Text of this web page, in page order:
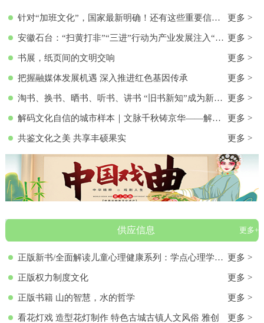
针对“加班文化”，国家最新明确！还有这些重要信息→ 更多 >
安徽石台：“扫黄打非”“三进”行动为产业发展注入“清流” 更多 >
书展，纸页间的文明交响 更多 >
把握融媒体发展机遇 深入推进红色基因传承 更多 >
淘书、换书、晒书、听书、讲书 “旧书新知”成为新文化时尚 更多 >
解码文化自信的城市样本｜文脉千秋铸京华——解码首都北京的文化自信样本 更多 >
共鉴文化之美 共享丰硕果实 更多 >
供应信息 更多+
正版新书/全面解读儿童心理健康系列：学点心理学9787572136313 正版新书/全面解读儿童心理健康系列：学点心理学 更多 >
正版权力制度文化 更多 >
正版书籍 山的智慧，水的哲学 更多 >
看花灯戏 造型花灯制作 特色古城古镇人文风俗 雅创 更多 >